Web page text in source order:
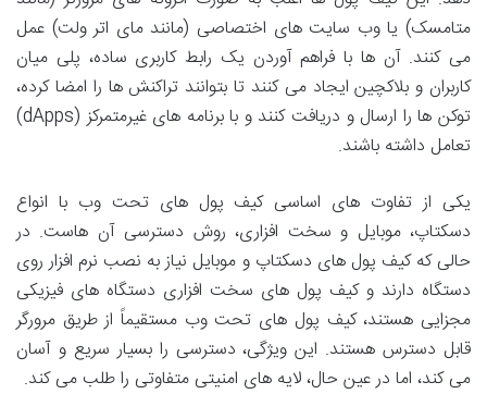
متامسک) یا وب سایت های اختصاصی (مانند مای اتر ولت) عمل
می کنند. آن ها با فراهم آوردن یک رابط کاربری ساده، پلی میان
کاربران و بلاکچین ایجاد می کنند تا بتوانند تراکنش ها را امضا کرده،
توکن ها را ارسال و دریافت کنند و با برنامه های غیرمتمرکز (dApps)
تعامل داشته باشند.
یکی از تفاوت های اساسی کیف پول های تحت وب با انواع
دسکتاپ، موبایل و سخت افزاری، روش دسترسی آن هاست. در
حالی که کیف پول های دسکتاپ و موبایل نیاز به نصب نرم افزار روی
دستگاه دارند و کیف پول های سخت افزاری دستگاه های فیزیکی
مجزایی هستند، کیف پول های تحت وب مستقیماً از طریق مرورگر
قابل دسترس هستند. این ویژگی، دسترسی را بسیار سریع و آسان
می کند، اما در عین حال، لایه های امنیتی متفاوتی را طلب می کند.